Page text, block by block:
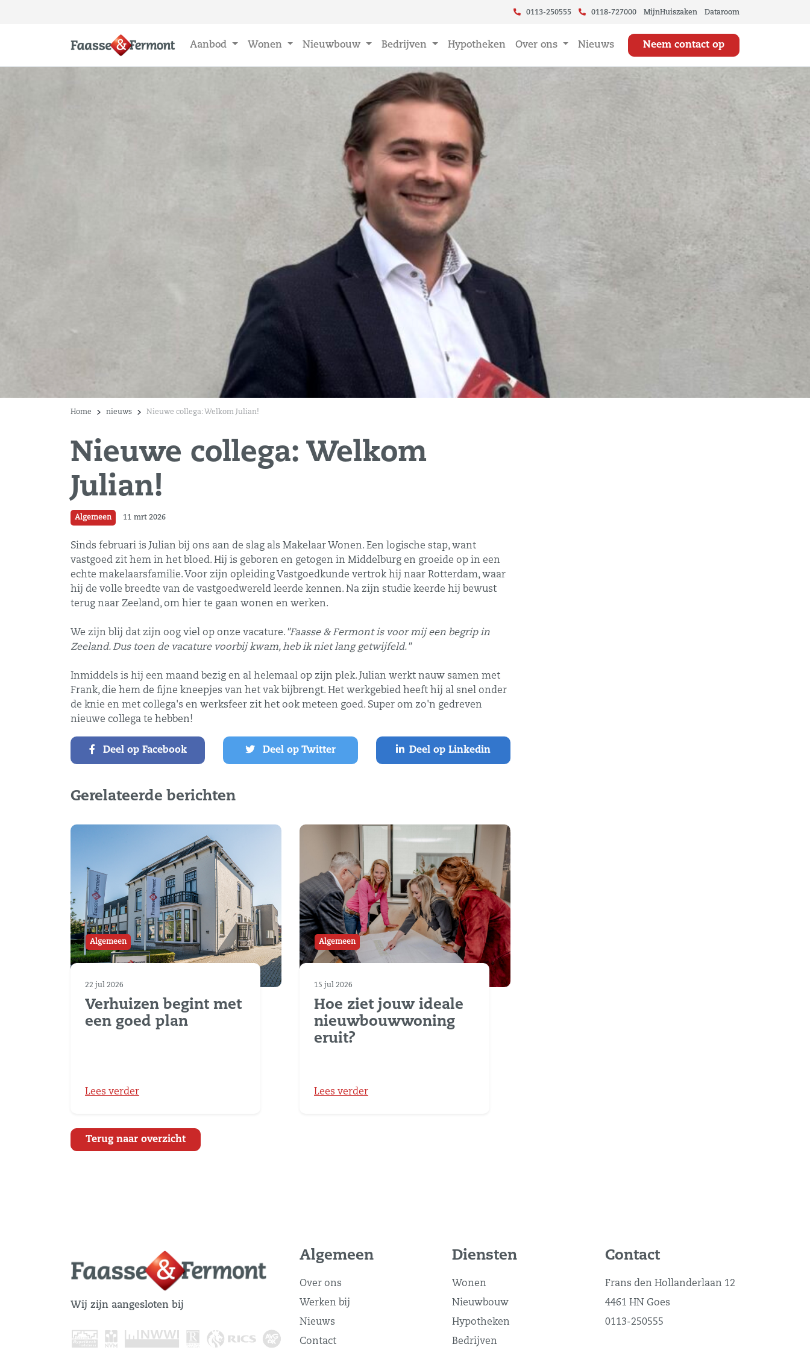
0113-250555 0118-727000 MijnHuiszaken Dataroom
Aanbod Wonen Nieuwbouw Bedrijven Hypotheken Over ons Nieuws Neem contact op
Home nieuws Nieuwe collega: Welkom Julian!
Nieuwe collega: Welkom
Julian!
Algemeen 11 mrt 2026
Sinds februari is Julian bij ons aan de slag als Makelaar Wonen. Een logische stap, want
vastgoed zit hem in het bloed. Hij is geboren en getogen in Middelburg en groeide op in een
echte makelaarsfamilie. Voor zijn opleiding Vastgoedkunde vertrok hij naar Rotterdam, waar
hij de volle breedte van de vastgoedwereld leerde kennen. Na zijn studie keerde hij bewust
terug naar Zeeland, om hier te gaan wonen en werken.
We zijn blij dat zijn oog viel op onze vacature. "Faasse & Fermont is voor mij een begrip in
Zeeland. Dus toen de vacature voorbij kwam, heb ik niet lang getwijfeld."
Inmiddels is hij een maand bezig en al helemaal op zijn plek. Julian werkt nauw samen met
Frank, die hem de fijne kneepjes van het vak bijbrengt. Het werkgebied heeft hij al snel onder
de knie en met collega's en werksfeer zit het ook meteen goed. Super om zo'n gedreven
nieuwe collega te hebben!
Deel op Facebook Deel op Twitter Deel op Linkedin
Gerelateerde berichten
Algemeen
22 jul 2026
Verhuizen begint met
een goed plan
Lees verder
Algemeen
15 jul 2026
Hoe ziet jouw ideale
nieuwbouwwoning
eruit?
Lees verder
Terug naar overzicht
Wij zijn aangesloten bij
Algemeen
Over ons
Werken bij
Nieuws
Contact
Diensten
Wonen
Nieuwbouw
Hypotheken
Bedrijven
Contact
Frans den Hollanderlaan 12
4461 HN Goes
0113-250555